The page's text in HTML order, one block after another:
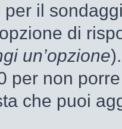
il
di
un’opzione
per non
che puoi